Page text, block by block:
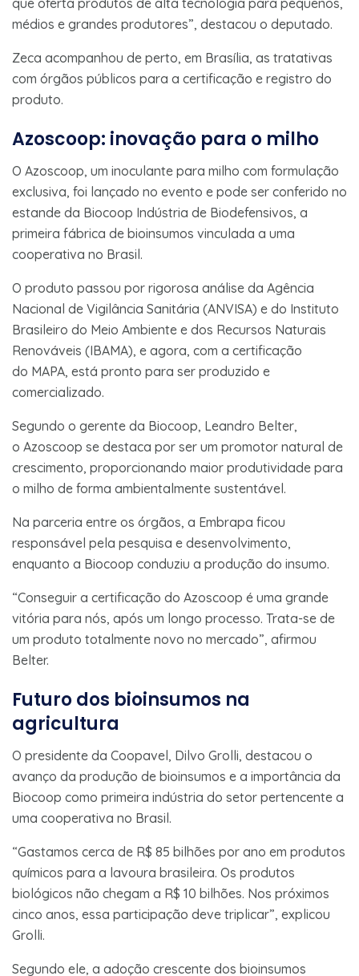
médios e grandes produtores”, destacou o deputado.
Zeca acompanhou de perto, em Brasília, as tratativas
com órgãos públicos para a certificação e registro do
produto.
Azoscoop: inovação para o milho
O Azoscoop, um inoculante para milho com formulação
exclusiva, foi lançado no evento e pode ser conferido no
estande da Biocoop Indústria de Biodefensivos, a
primeira fábrica de bioinsumos vinculada a uma
cooperativa no Brasil.
O produto passou por rigorosa análise da Agência
Nacional de Vigilância Sanitária (ANVISA) e do Instituto
Brasileiro do Meio Ambiente e dos Recursos Naturais
Renováveis (IBAMA), e agora, com a certificação
do MAPA, está pronto para ser produzido e
comercializado.
Segundo o gerente da Biocoop, Leandro Belter,
o Azoscoop se destaca por ser um promotor natural de
crescimento, proporcionando maior produtividade para
o milho de forma ambientalmente sustentável.
Na parceria entre os órgãos, a Embrapa ficou
responsável pela pesquisa e desenvolvimento,
enquanto a Biocoop conduziu a produção do insumo.
“Conseguir a certificação do Azoscoop é uma grande
vitória para nós, após um longo processo. Trata-se de
um produto totalmente novo no mercado”, afirmou
Belter.
Futuro dos bioinsumos na
agricultura
O presidente da Coopavel, Dilvo Grolli, destacou o
avanço da produção de bioinsumos e a importância da
Biocoop como primeira indústria do setor pertencente a
uma cooperativa no Brasil.
“Gastamos cerca de R$ 85 bilhões por ano em produtos
químicos para a lavoura brasileira. Os produtos
biológicos não chegam a R$ 10 bilhões. Nos próximos
cinco anos, essa participação deve triplicar”, explicou
Grolli.
Segundo ele, a adoção crescente dos bioinsumos